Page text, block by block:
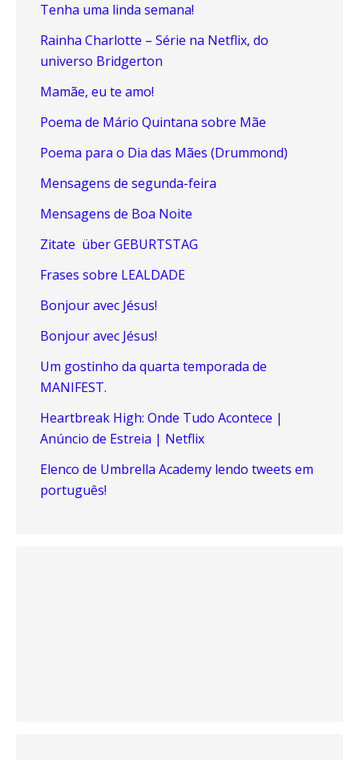
Tenha uma linda semana!
Rainha Charlotte – Série na Netflix, do
universo Bridgerton
Mamãe, eu te amo!
Poema de Mário Quintana sobre Mãe
Poema para o Dia das Mães (Drummond)
Mensagens de segunda-feira
Mensagens de Boa Noite
Zitate über GEBURTSTAG
Frases sobre LEALDADE
Bonjour avec Jésus!
Bonjour avec Jésus!
Um gostinho da quarta temporada de
MANIFEST.
Heartbreak High: Onde Tudo Acontece |
Anúncio de Estreia | Netflix
Elenco de Umbrella Academy lendo tweets em
português!